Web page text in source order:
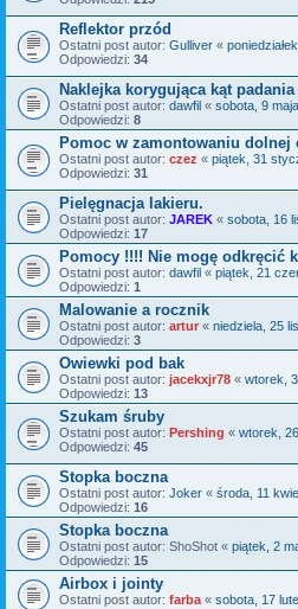
Reflektor przód
Ostatni post autor: Gulliver «
Odpowiedzi: 34
Naklejka korygująca kąt
Ostatni post autor: dawfil « sobota, 9
Odpowiedzi: 8
Pomoc w zamontowaniu dolnej
Ostatni post autor: czez « piątek, 31
Odpowiedzi: 31
Pielęgnacja lakieru.
Ostatni post autor: JAREK « sobota, 16
Odpowiedzi: 17
Pomocy !!!! Nie mogę odkręcić
Ostatni post autor: dawfil « piątek, 21
Odpowiedzi: 1
Malowanie a rocznik
Ostatni post autor: artur « niedziela, 25
Odpowiedzi: 3
Owiewki pod bak
Ostatni post autor: jacekxjr78 « wtorek,
Odpowiedzi: 13
Szukam śruby
Ostatni post autor: Pershing « wtorek,
Odpowiedzi: 45
Stopka boczna
Ostatni post autor: Joker « środa, 11
Odpowiedzi: 16
Stopka boczna
Ostatni post autor: ShoShot « piątek, 2
Odpowiedzi: 15
Airbox i jointy
Ostatni post autor: farba « sobota, 17